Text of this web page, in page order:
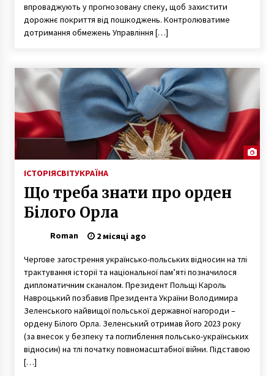
впроваджують у прогнозовану спеку, щоб захистити
дорожнє покриття від пошкоджень. Контролюватиме
дотримання обмежень Управління […]
ІСТОРІЯСВІТУКРАЇНА
Що треба знати про орден
Білого Орла
Roman 2 місяці ago
Чергове загострення українсько-польських відносин на тлі
трактування історії та національної пам’яті позначилося
дипломатичним сканалом. Президент Польщі Кароль
Навроцький позбавив Президента України Володимира
Зеленського найвищої польської державної нагороди –
ордену Білого Орла. Зеленський отримав його 2023 року
(за внесок у безпеку та поглиблення польсько-українських
відносин) на тлі початку повномасштабної війни. Підставою
[…]